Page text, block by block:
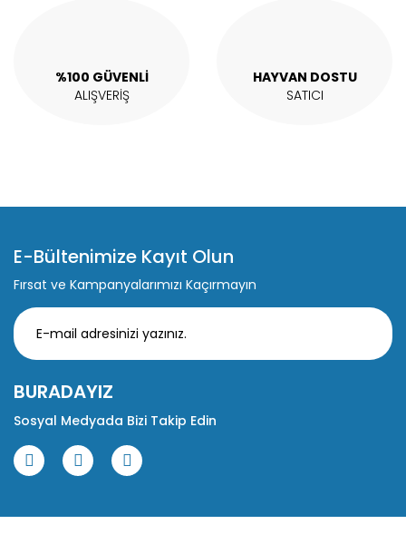
%100 GÜVENLİ
ALIŞVERİŞ
HAYVAN DOSTU
SATICI
E-Bültenimize Kayıt Olun
Fırsat ve Kampanyalarımızı Kaçırmayın
BURADAYIZ
Sosyal Medyada Bizi Takip Edin